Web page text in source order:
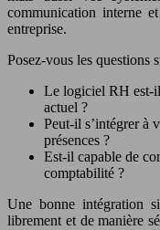
communication interne
entreprise.
Posez-vous les questions
Le logiciel RH est-
actuel ?
Peut-il s’intégrer à
présences ?
Est-il capable de
comptabilité ?
Une bonne intégration
librement et de manière